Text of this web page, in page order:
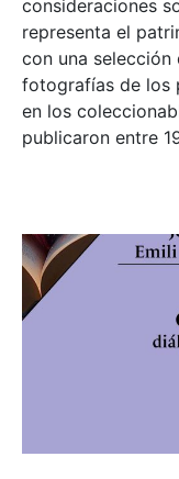
consideraciones
representa el
con una
fotografías de los
en los
publicaron entre